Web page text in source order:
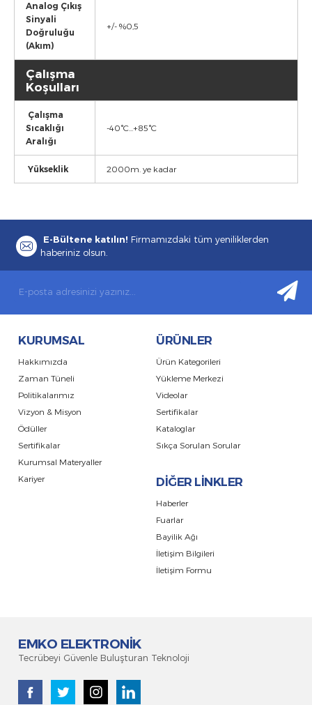
Analog Çıkış
Sinyali
Doğruluğu
(Akım)
+/- %0,5
Çalışma
Koşulları
Çalışma
Sıcaklığı
Aralığı
-40°C...+85°C
Yükseklik 2000m. ye kadar
E-Bültene katılın! Firmamızdaki tüm yeniliklerden
haberiniz olsun.
KURUMSAL
Hakkımızda
Zaman Tüneli
Politikalarımız
Vizyon & Misyon
Ödüller
Sertifikalar
Kurumsal Materyaller
Kariyer
ÜRÜNLER
Ürün Kategorileri
Yükleme Merkezi
Videolar
Sertifikalar
Kataloglar
Sıkça Sorulan Sorular
DİĞER LİNKLER
Haberler
Fuarlar
Bayilik Ağı
İletişim Bilgileri
İletişim Formu
EMKO ELEKTRONİK
Tecrübeyi Güvenle Buluşturan Teknoloji